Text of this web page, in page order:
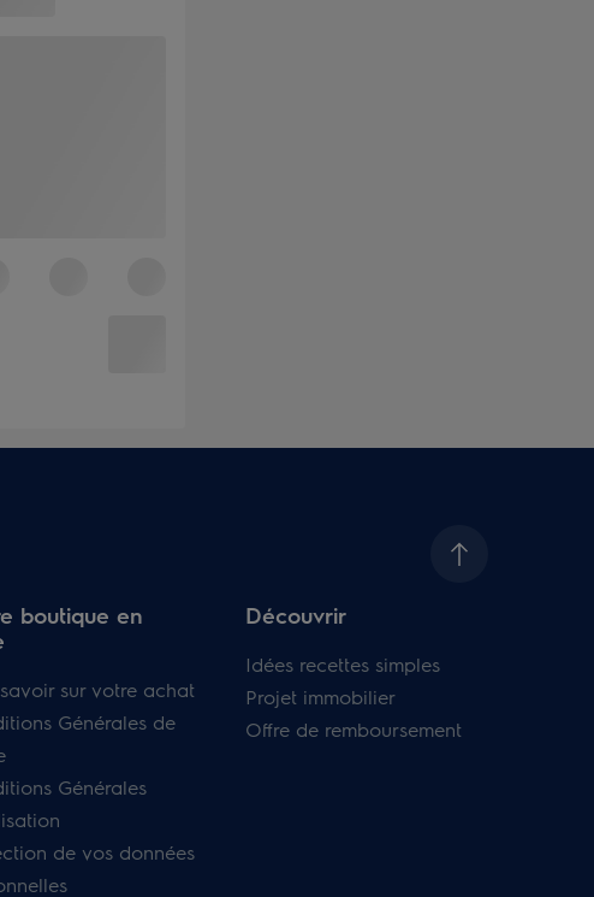
boutique en
sur votre achat
Générales de
Générales
de vos données
Découvrir
Idées recettes simples
Projet immobilier
Offre de remboursement